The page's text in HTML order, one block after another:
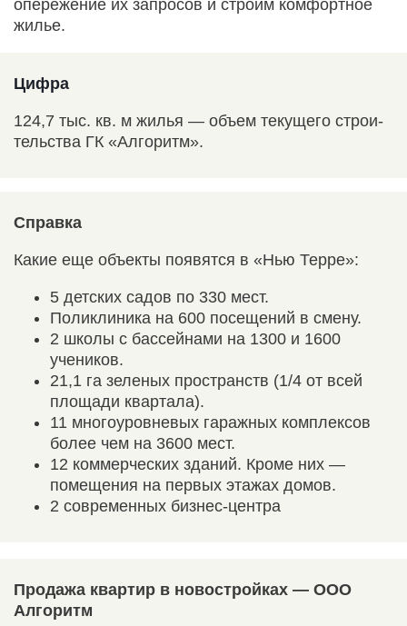
опережение их запросов и строим комфортное
жилье.
Цифра
124,7 тыс. кв. м жилья — объем текущего строи­
тельства ГК «Алгоритм».
Справка
Какие еще объекты появятся в «Нью Терре»:
5 детских садов по 330 мест.
Поликлиника на 600 посещений в смену.
2 школы с бассейнами на 1300 и 1600
учеников.
21,1 га зеленых пространств (1/4 от всей
площади квартала).
11 многоуровневых гаражных комплексов
более чем на 3600 мест.
12 коммерческих зданий. Кроме них —
помещения на первых этажах домов.
2 современных бизнес‑центра
Продажа квартир в новостройках — ООО
Алгоритм